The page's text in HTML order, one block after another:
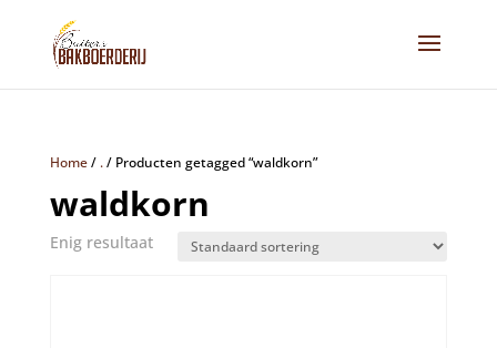
Home/ ./ Producten getagged “waldkorn”
waldkorn
Enig resultaat